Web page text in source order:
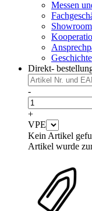
Messen
Showroom
Geschichte
Direkt-
-
+
VPE
Kein Artikel
Artikel wurde